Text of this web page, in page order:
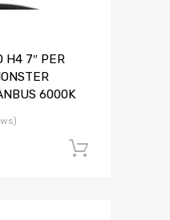
H4 7″ PER
6000K